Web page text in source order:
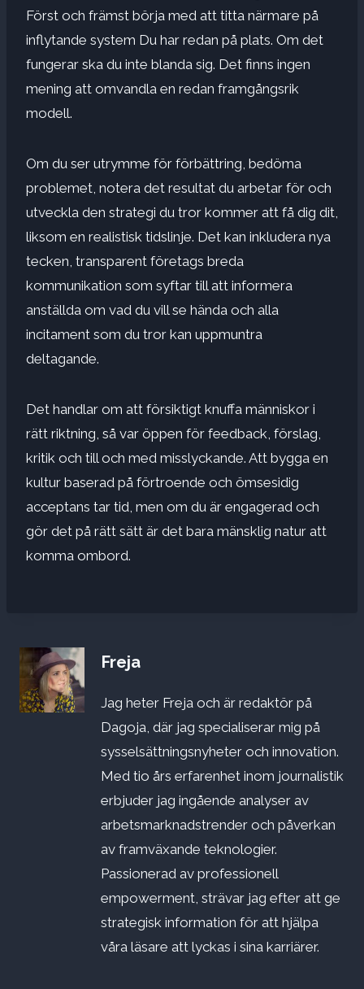
Först och främst börja med att titta närmare på
inflytande system Du har redan på plats. Om det
fungerar ska du inte blanda sig. Det finns ingen
mening att omvandla en redan framgångsrik
modell.
Om du ser utrymme för förbättring, bedöma
problemet, notera det resultat du arbetar för och
utveckla den strategi du tror kommer att få dig dit,
liksom en realistisk tidslinje. Det kan inkludera nya
tecken, transparent företags breda
kommunikation som syftar till att informera
anställda om vad du vill se hända och alla
incitament som du tror kan uppmuntra
deltagande.
Det handlar om att försiktigt knuffa människor i
rätt riktning, så var öppen för feedback, förslag,
kritik och till och med misslyckande. Att bygga en
kultur baserad på förtroende och ömsesidig
acceptans tar tid, men om du är engagerad och
gör det på rätt sätt är det bara mänsklig natur att
komma ombord.
Freja
Jag heter Freja och är redaktör på
Dagoja, där jag specialiserar mig på
sysselsättningsnyheter och innovation.
Med tio års erfarenhet inom journalistik
erbjuder jag ingående analyser av
arbetsmarknadstrender och påverkan
av framväxande teknologier.
Passionerad av professionell
empowerment, strävar jag efter att ge
strategisk information för att hjälpa
våra läsare att lyckas i sina karriärer.